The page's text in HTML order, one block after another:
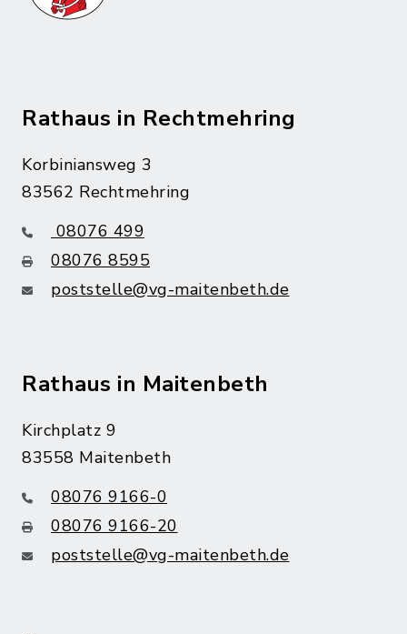
Rathaus in Rechtmehring
Korbiniansweg 3
83562 Rechtmehring
08076 499
08076 8595
poststelle@vg-maitenbeth.de
Rathaus in Maitenbeth
Kirchplatz 9
83558 Maitenbeth
08076 9166-0
08076 9166-20
poststelle@vg-maitenbeth.de